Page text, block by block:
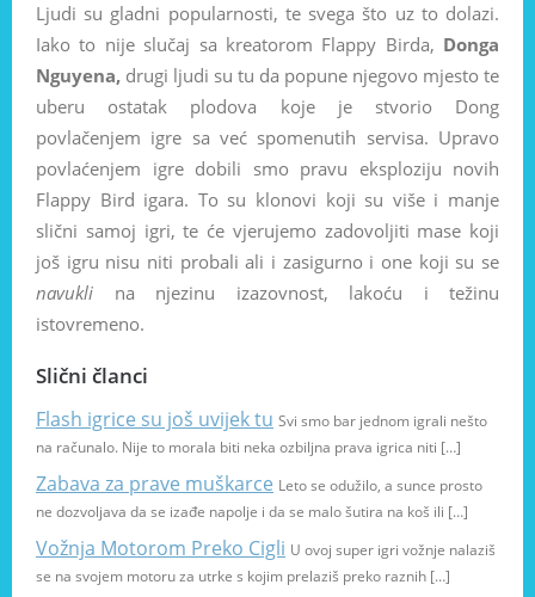
Ljudi su gladni popularnosti, te svega što uz to dolazi.
Iako to nije slučaj sa kreatorom Flappy Birda, Donga
Nguyena, drugi ljudi su tu da popune njegovo mjesto te
uberu ostatak plodova koje je stvorio Dong
povlačenjem igre sa već spomenutih servisa. Upravo
povlaćenjem igre dobili smo pravu eksploziju novih
Flappy Bird igara. To su klonovi koji su više i manje
slični samoj igri, te će vjerujemo zadovoljiti mase koji
još igru nisu niti probali ali i zasigurno i one koji su se
navukli na njezinu izazovnost, lakoću i težinu
istovremeno.
Slični članci
Flash igrice su još uvijek tu Svi smo bar jednom igrali nešto
na računalo. Nije to morala biti neka ozbiljna prava igrica niti […]
Zabava za prave muškarce Leto se odužilo, a sunce prosto
ne dozvoljava da se izađe napolje i da se malo šutira na koš ili […]
Vožnja Motorom Preko Cigli U ovoj super igri vožnje nalaziš
se na svojem motoru za utrke s kojim prelaziš preko raznih […]